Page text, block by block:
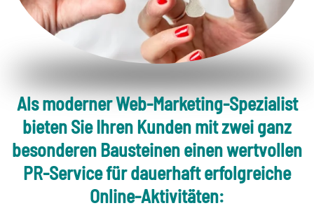
Als moderner Web-Marketing-Spezialist
bieten Sie Ihren Kunden mit zwei ganz
besonderen Bausteineneinen wertvollen
PR-Servicefür dauerhaft erfolgreiche
Online-Aktivitäten: